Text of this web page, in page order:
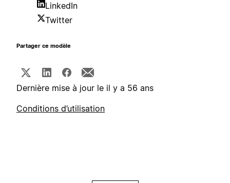
LinkedIn
Twitter
Partager ce modèle
Dernière mise à jour le il y a 56 ans
Conditions d’utilisation